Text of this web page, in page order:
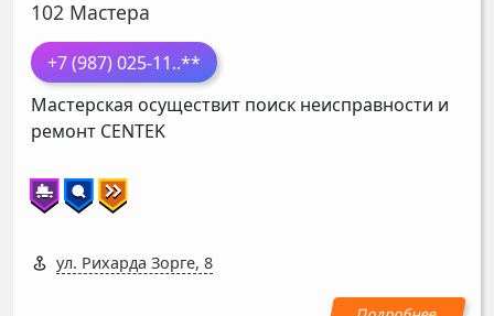
102 Мастера
+7 (987) 025-11..**
Мастерская осуществит поиск неисправности и
ремонт CENTEK
ул. Рихарда Зорге, 8